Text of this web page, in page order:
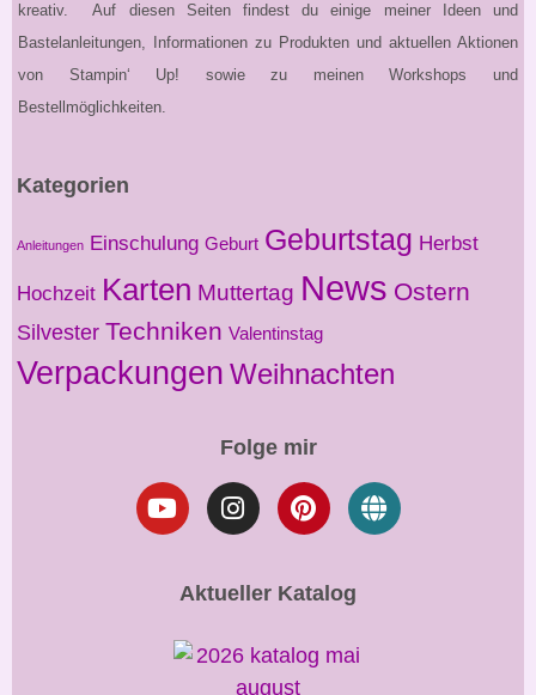
kreativ. Auf diesen Seiten findest du einige meiner Ideen und
Bastelanleitungen, Informationen zu Produkten und aktuellen Aktionen
von Stampin‘ Up! sowie zu meinen Workshops und
Bestellmöglichkeiten.
Kategorien
Anleitungen Einschulung Geburt Geburtstag Herbst
Hochzeit Karten Muttertag News Ostern
Silvester Techniken Valentinstag
Verpackungen Weihnachten
Folge mir
Aktueller Katalog